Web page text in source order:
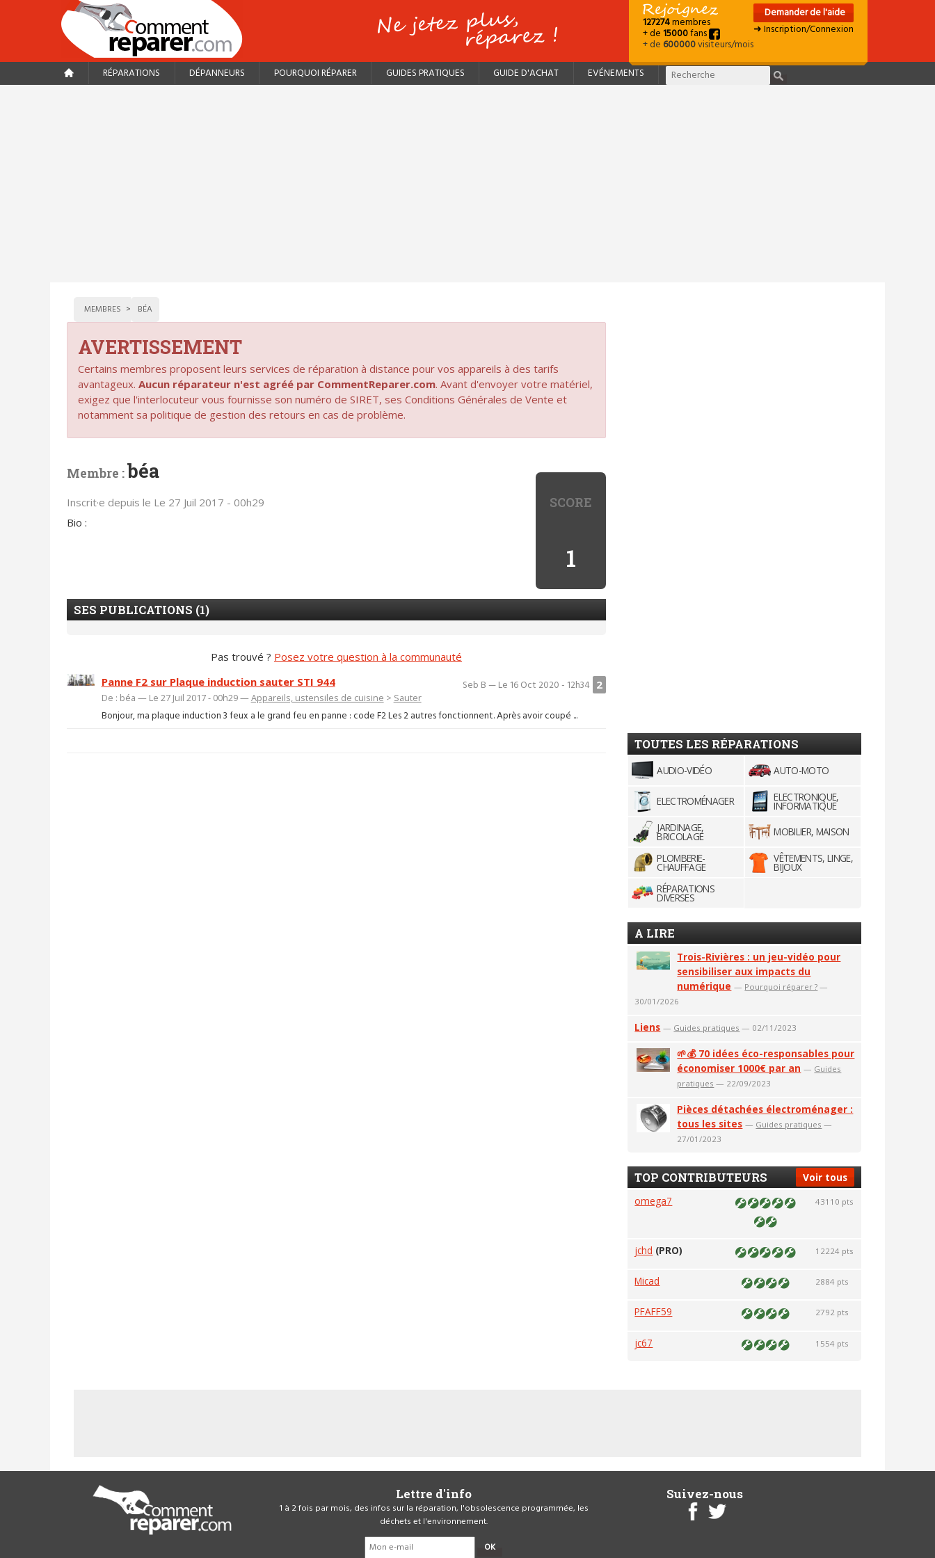
127274membres
+ de15000fans
+ de600000visiteurs/mois
Demander de l'aide
➜ Inscription/Connexion
RÉPARATIONS DÉPANNEURS POURQUOI RÉPARER GUIDES PRATIQUES GUIDE D'ACHAT EVÉNEMENTS
MEMBRES BÉA
AVERTISSEMENT
Certains membres proposent leurs services de réparation à distance pour vos appareils à des tarifs
avantageux. Aucun réparateur n'est agréé par CommentReparer.com. Avant d'envoyer votre matériel,
exigez que l'interlocuteur vous fournisse son numéro de SIRET, ses Conditions Générales de Vente et
notamment sa politique de gestion des retours en cas de problème.
SCORE
1
Membre :béa
Inscrit·e depuis le Le 27 Juil 2017 - 00h29
Bio :
SES PUBLICATIONS (1)
Pas trouvé ? Posez votre question à la communauté
2
Seb B — Le 16 Oct 2020 - 12h34
Panne F2 sur Plaque induction sauter STI 944
De : béa — Le 27 Juil 2017 - 00h29 —Appareils, ustensiles de cuisine > Sauter
Bonjour, ma plaque induction 3 feux a le grand feu en panne : code F2 Les 2 autres fonctionnent. Après avoir coupé ...
TOUTES LES RÉPARATIONS
AUDIO-VIDÉO AUTO-MOTO
ELECTROMÉNAGER ELECTRONIQUE,
INFORMATIQUE
JARDINAGE,
BRICOLAGE
MOBILIER, MAISON
PLOMBERIE-
CHAUFFAGE
VÊTEMENTS, LINGE,
BIJOUX
RÉPARATIONS
DIVERSES
A LIRE
Trois-Rivières : un jeu-vidéo pour
sensibiliser aux impacts du
numérique — Pourquoi réparer ? —
30/01/2026
Liens — Guides pratiques — 02/11/2023
🌱💰 70 idées éco-responsables pour
économiser 1000€ par an — Guides
pratiques — 22/09/2023
Pièces détachées électroménager :
tous les sites — Guides pratiques —
27/01/2023
Voir tous
TOP CONTRIBUTEURS
omega7 43110 pts
jchd (PRO) 12224 pts
Micad 2884 pts
PFAFF59 2792 pts
jc67 1554 pts
Lettre d'info
1 à 2 fois par mois, des infos sur la réparation, l'obsolescence programmée, les
déchets et l'environnement.
OK
Suivez-nous